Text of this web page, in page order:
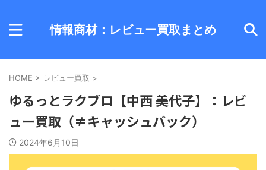
情報商材：レビュー買取まとめ
HOME > レビュー買取 >
ゆるっとラクブロ【中西 美代子】：レビ
ュー買取（≠キャッシュバック）
2024年6月10日